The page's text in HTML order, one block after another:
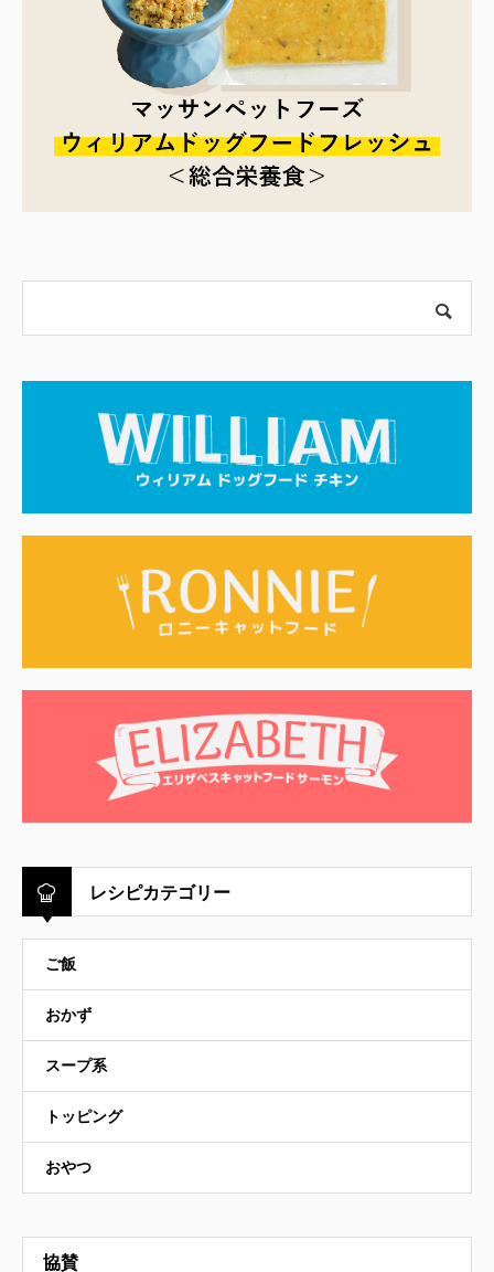
レシピカテゴリー
ご飯
おかず
スープ系
トッピング
おやつ
協賛